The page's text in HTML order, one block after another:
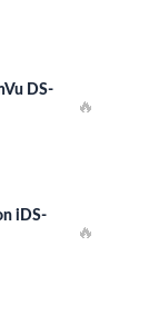
DS-
₫.
🔥
iDS-
🔥